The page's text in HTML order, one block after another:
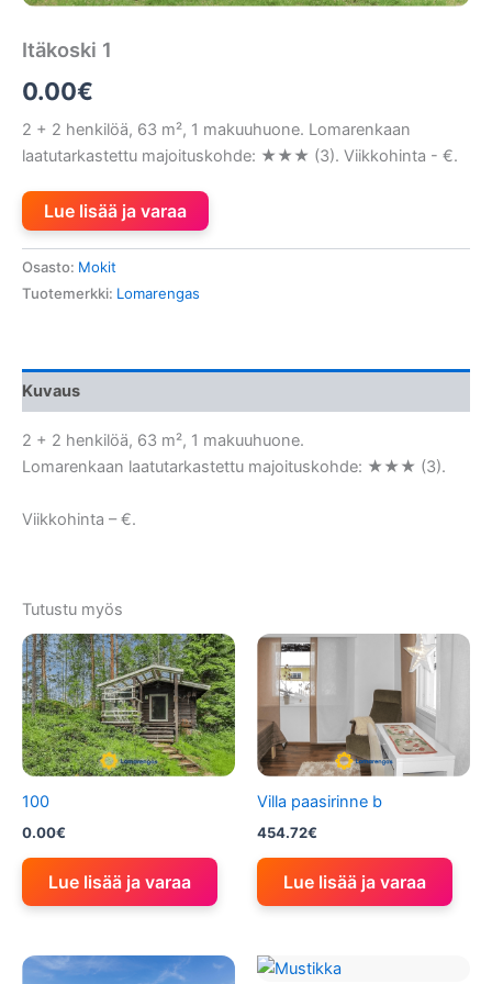
Itäkoski 1
0.00€
2 + 2 henkilöä, 63 m², 1 makuuhuone. Lomarenkaan
laatutarkastettu majoituskohde: ★★★ (3). Viikkohinta - €.
Lue lisää ja varaa
Osasto: Mokit
Tuotemerkki: Lomarengas
Kuvaus
2 + 2 henkilöä, 63 m², 1 makuuhuone.
Lomarenkaan laatutarkastettu majoituskohde: ★★★ (3).
Viikkohinta – €.
Tutustu myös
100
0.00€
Lue lisää ja varaa
Villa paasirinne b
454.72€
Lue lisää ja varaa